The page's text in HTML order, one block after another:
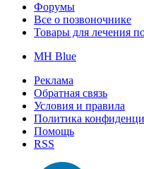
Форумы
Все о позвоночнике
Товары для лечения
MH Blue
Реклама
Обратная связь
Условия и правила
Политика
Помощь
RSS